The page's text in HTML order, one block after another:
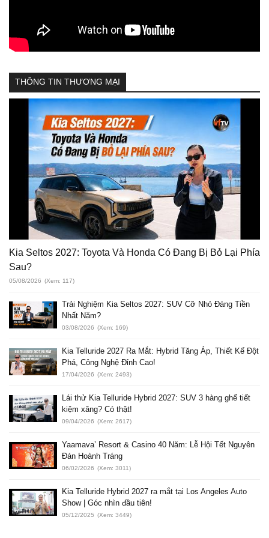
THÔNG TIN THƯƠNG MẠI
Kia Seltos 2027: Toyota Và Honda Có Đang Bị Bỏ Lại Phía
Sau?
05/08/2026 (Xem: 117)
Trải Nghiệm Kia Seltos 2027: SUV Cỡ Nhỏ Đáng Tiền
Nhất Năm?
03/08/2026 (Xem: 169)
Kia Telluride 2027 Ra Mắt: Hybrid Tăng Áp, Thiết Kế Đột
Phá, Công Nghệ Đỉnh Cao!
17/04/2026 (Xem: 2493)
Lái thử Kia Telluride Hybrid 2027: SUV 3 hàng ghế tiết
kiệm xăng? Có thật!
09/04/2026 (Xem: 2617)
Yaamava’ Resort & Casino 40 Năm: Lễ Hội Tết Nguyên
Đán Hoành Tráng
06/02/2026 (Xem: 3011)
Kia Telluride Hybrid 2027 ra mắt tại Los Angeles Auto
Show | Góc nhìn đầu tiên!
05/12/2025 (Xem: 3449)